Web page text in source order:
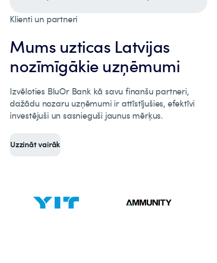
Klienti un partneri
Mums uzticas Latvijas
nozīmīgākie uzņēmumi
Izvēloties BluOr Bank kā savu finanšu partneri,
dažādu nozaru uzņēmumi ir attīstījušies, efektīvi
investējuši un sasnieguši jaunus mērķus.
Uzzināt vairāk